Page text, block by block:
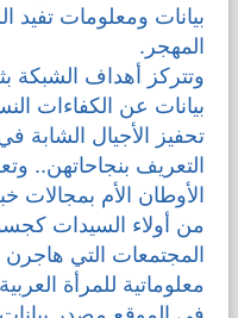
بيانات ومعلومات تفيد
المهجر.
وتتركز أهداف الشبكة
بيانات عن الكفاءات
تحفيز الأجيال الشابة
التعريف بنجاحاتهن..
الأوطان الأم بمجالات
من أولاء السيدات
المجتمعات التي هاجرن
معلوماتية للمرأة